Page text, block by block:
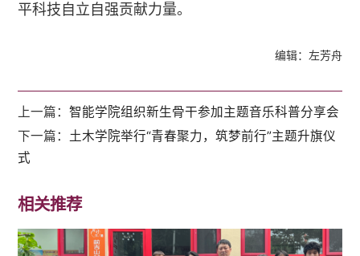
平科技自立自强贡献力量。
编辑：左芳舟
上一篇：智能学院组织新生骨干参加主题音乐科普分享会
下一篇： 土木学院举行“青春聚力，筑梦前行”主题升旗仪
式
相关推荐